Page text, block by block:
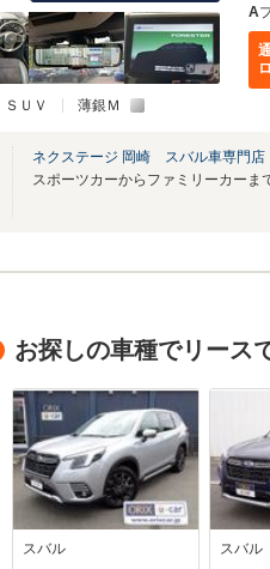
ＵＶ 薄銀Ｍ
A
ネクステージ 岡崎 スバル車専門店
お探しの車種でリース
スバル スバル